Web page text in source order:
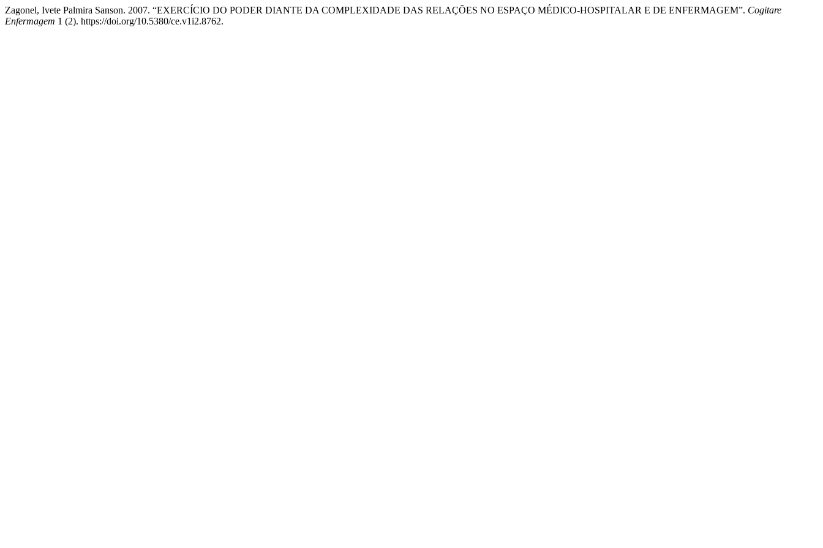
Zagonel, Ivete Palmira Sanson. 2007. “EXERCÍCIO DO PODER DIANTE DA COMPLEXIDADE DAS RELAÇÕES NO ESPAÇO MÉDICO-HOSPITALAR E DE ENFERMAGEM”. Cogitare
Enfermagem 1 (2). https://doi.org/10.5380/ce.v1i2.8762.